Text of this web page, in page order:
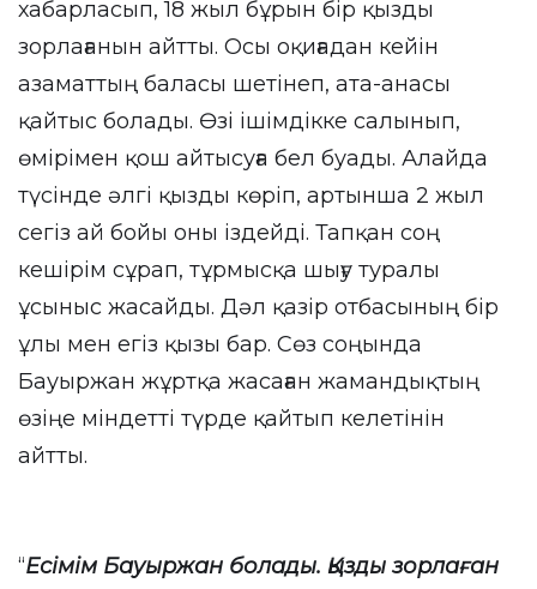
хабарласып, 18 жыл бұрын бір қызды
зорлағанын айтты. Осы оқиғадан кейін
азаматтың баласы шетінеп, ата-анасы
қайтыс болады. Өзі ішімдікке салынып,
өмірімен қош айтысуға бел буады. Алайда
түсінде әлгі қызды көріп, артынша 2 жыл
сегіз ай бойы оны іздейді. Тапқан соң
кешірім сұрап, тұрмысқа шығу туралы
ұсыныс жасайды. Дәл қазір отбасының бір
ұлы мен егіз қызы бар. Сөз соңында
Бауыржан жұртқа жасаған жамандықтың
өзіңе міндетті түрде қайтып келетінін
айтты.
“Есімім Бауыржан болады. Қызды зорлаған